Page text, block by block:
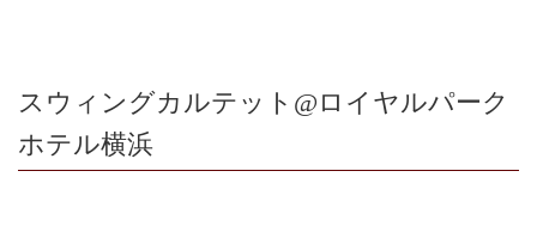
スウィングカルテット@ロイヤルパーク
ホテル横浜